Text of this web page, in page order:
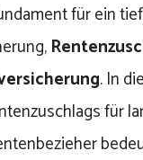
für ein
. In
für